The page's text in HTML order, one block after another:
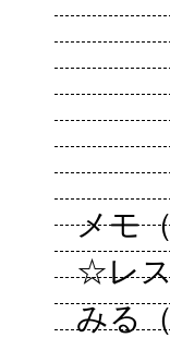
メモ
☆レス
みる